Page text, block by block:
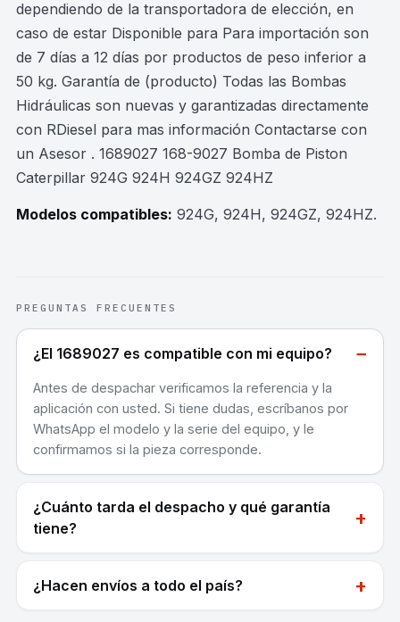
dependiendo de la transportadora de elección, en
caso de estar Disponible para Para importación son
de 7 días a 12 días por productos de peso inferior a
50 kg. Garantía de (producto) Todas las Bombas
Hidráulicas son nuevas y garantizadas directamente
con RDiesel para mas información Contactarse con
un Asesor . 1689027 168-9027 Bomba de Piston
Caterpillar 924G 924H 924GZ 924HZ
Modelos compatibles: 924G, 924H, 924GZ, 924HZ.
PREGUNTAS FRECUENTES
¿El 1689027 es compatible con mi equipo? −
Antes de despachar verificamos la referencia y la
aplicación con usted. Si tiene dudas, escríbanos por
WhatsApp el modelo y la serie del equipo, y le
confirmamos si la pieza corresponde.
¿Cuánto tarda el despacho y qué garantía
tiene?
+
¿Hacen envíos a todo el país? +